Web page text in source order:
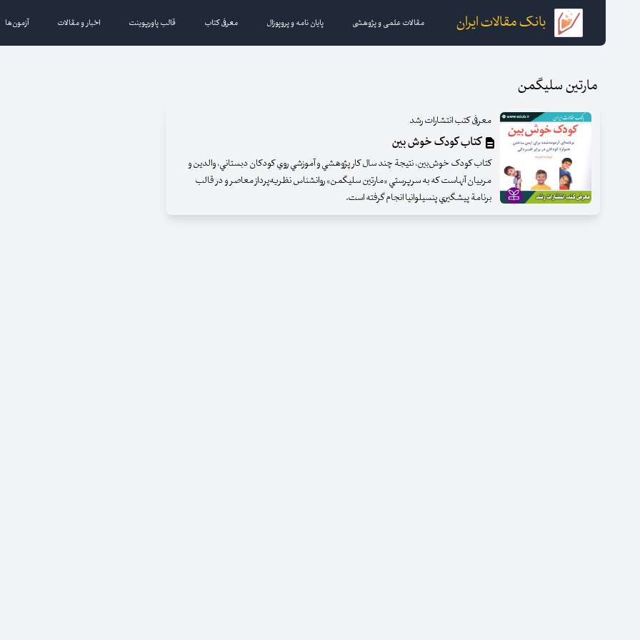
بانک مقالات ایران مقالات علمی و پژوهشی پایان نامه و پروپوزال معرفی کتاب قالب پاورپوینت اخبار و مقالات آزمون‌ها
مارتين سليگمن
معرفی کتب انتشارات رشد
کتاب کودک خوش بین
كتاب كودک خوش‌بين، نتيجة چند سال كار پژوهشي و آموزشي روي كودكان دبستاني، والدين و
مربيان آنهاست كه به سرپرستي «مارتين سليگمن» روانشناس نظريه‌پرداز معاصر و در قالب
برنامة پيشگيري پنسيلوانيا انجام گرفته است.